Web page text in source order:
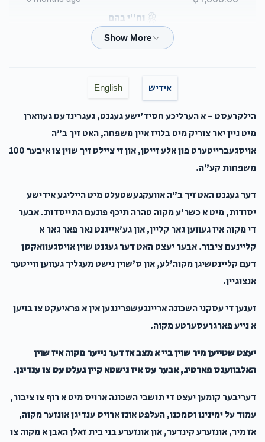
וח"י בהם
Hersh Stauberשאול פערלשטיין
6 months ago $100.00
Avrum Duvid Horowitzשאול פערלשטיין
$36.00
English אידיש
הילקרעסט - א הערליכע חסיד'ישע געגנט, געגרינדעט געווארן
מיט ניין יאר צוריק מיט בלויז איין משפחה, האט זיך ב"ה
אויסגעברייטערט פון אלע זייטן, און זי ציילט זיך שוין צו איבער 100
משפחות קע"ה.
דער געגנט האט זיך ב"ה אוועקגעשטעלט מיט הייליגע אידישע
יסודות, מיט א כשר'ע מקוה טהרה תיכף פונעם התייסדות. אבער
די מקוה איז געווען גאר קליין, און גע'אייגנט נאר פאר גאר א
קליינעם ציבור. אבער יעצט האט דער געגנט שוין אויסגעוואקסן
דעם קליינטשיגן מקוה'לע, און ס'שוין נישט מעגליך געווען ווייטער
אנצוגיין.
זענען די עסקני השכונה אריינגעשפרינגען אין א פראיעקט צו בויען
א נייע פארגרעסערטע מקוה.
יעצט שטייען מיר שוין ביי א מצב אז דער נייער מקוה איז שוין
האלבוועגס פארטיג, אבער עס איז נישטא קיין געלט עס צו ענדיגן.
דעריבער קומען יעצט די תושבי השכונה ארויס מיט א רוף צו ציבור,
עמוד על ימינינו וסמכנו, העלפט אונז ארויס ענדיגן אונזער מקוה,
אז מיר, אונזערע קינדער, און אונזערע בני בית זאלן האבן א מקוה צו